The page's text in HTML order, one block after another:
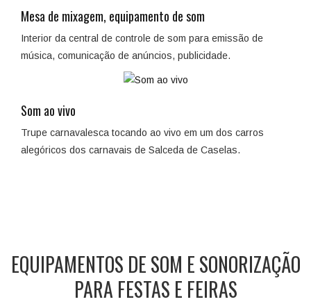
Mesa de mixagem, equipamento de som
Interior da central de controle de som para emissão de
música, comunicação de anúncios, publicidade.
Som ao vivo
Trupe carnavalesca tocando ao vivo em um dos carros
alegóricos dos carnavais de Salceda de Caselas.
EQUIPAMENTOS DE SOM E SONORIZAÇÃO
PARA FESTAS E FEIRAS